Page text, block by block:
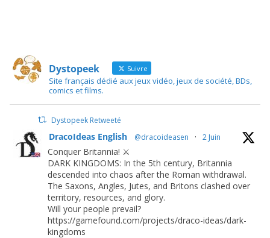
Dystopeek Suivre
Site français dédié aux jeux vidéo, jeux de société, BDs,
comics et films.
Dystopeek Retweeté
DracoIdeas English @dracoideasen · 2 Juin
Conquer Britannia! ⚔️
DARK KINGDOMS: In the 5th century, Britannia
descended into chaos after the Roman withdrawal.
The Saxons, Angles, Jutes, and Britons clashed over
territory, resources, and glory.
Will your people prevail?
https://gamefound.com/projects/draco-ideas/dark-
kingdoms